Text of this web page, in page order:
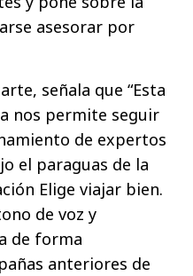
asesorar por
señala que “Esta
nos permite seguir
de expertos
el paraguas de la
Elige viajar bien.
de voz y
de forma
anteriores de